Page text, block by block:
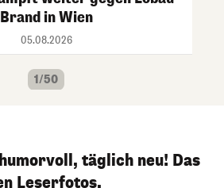
Brand in Wien
05.08.2026
1/50
täglich neu! Das
Leserfotos.